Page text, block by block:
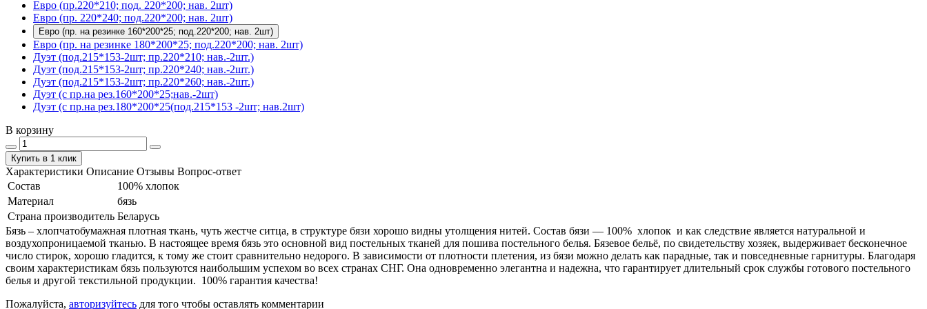
Евро (пр.220*210; под. 220*200; нав. 2шт)
Евро (пр. 220*240; под.220*200; нав. 2шт)
Евро (пр. на резинке 160*200*25; под.220*200; нав. 2шт)
Евро (пр. на резинке 180*200*25; под.220*200; нав. 2шт)
Дуэт (под.215*153-2шт; пр.220*210; нав.-2шт.)
Дуэт (под.215*153-2шт; пр.220*240; нав.-2шт.)
Дуэт (под.215*153-2шт; пр.220*260; нав.-2шт.)
Дуэт (с пр.на рез.160*200*25;нав.-2шт)
Дуэт (с пр.на рез.180*200*25(под.215*153 -2шт; нав.2шт)
В корзину
Купить в 1 клик
Характеристики Описание Отзывы Вопрос-ответ
Состав
100% хлопок
Материал
бязь
Страна производитель Беларусь
Бязь – хлопчатобумажная плотная ткань, чуть жестче ситца, в структуре бязи хорошо видны утолщения нитей. Состав бязи ― 100% хлопок и как следствие является натуральной и
воздухопроницаемой тканью. В настоящее время бязь это основной вид постельных тканей для пошива постельного белья. Бязевое бельё, по свидетельству хозяек, выдерживает бесконечное
число стирок, хорошо гладится, к тому же стоит сравнительно недорого. В зависимости от плотности плетения, из бязи можно делать как парадные, так и повседневные гарнитуры. Благодаря
своим характеристикам бязь пользуются наибольшим успехом во всех странах СНГ. Она одновременно элегантна и надежна, что гарантирует длительный срок службы готового постельного
белья и другой текстильной продукции. 100% гарантия качества!
Пожалуйста, авторизуйтесь для того чтобы оставлять комментарии